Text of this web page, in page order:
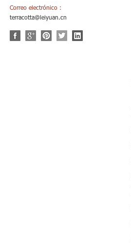
Correo electrónico :
terracotta@leiyuan.cn